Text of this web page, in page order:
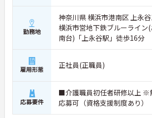
勤務地
神奈川県 横浜市港南区 上永
横浜市営地下鉄ブルーライン
南台)「上永谷駅」徒歩16分
雇用形態 正社員(正職員)
応募要件
■介護職員初任者研修以上 ※
応募可（資格支援制度あり）